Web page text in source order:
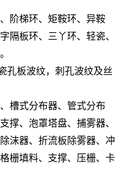
阶梯环、矩鞍环、异鞍
隔板环、三丫环、轻瓷、
孔板波纹，刺孔波纹及丝
槽式分布器、管式分布
撑、泡罩塔盘、捕雾器、
沫器、折流板除雾器、冲
栅填料、支撑、压栅、卡